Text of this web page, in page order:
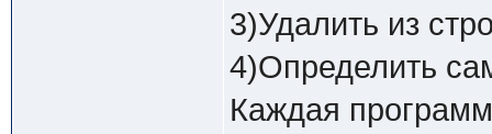
3)Удалить из
4)Определить
Каждая